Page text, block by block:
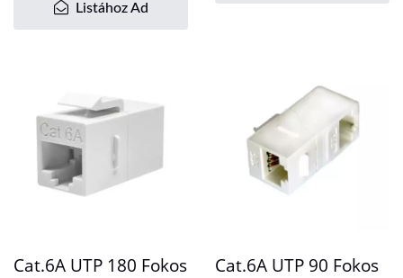
Listához Ad
Cat.6A UTP 180 Fokos
Cat.6A UTP 90 Fokos